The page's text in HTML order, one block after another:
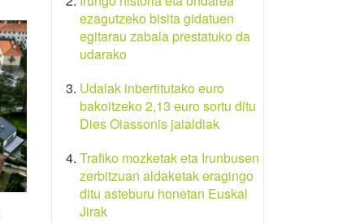
ezagutzeko bisita gidatuen
egitarau zabala prestatuko da
udarako
Udalak inbertitutako euro
bakoitzeko 2,13 euro sortu ditu
Dies Oiassonis jaialdiak
Trafiko mozketak eta Irunbusen
zerbitzuan aldaketak eragingo
ditu asteburu honetan Euskal
Jirak